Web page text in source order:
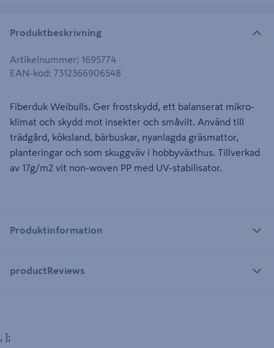
Produktbeskrivning
Artikelnummer: 1695774
EAN-kod: 7312366906548
Fiberduk Weibulls. Ger frostskydd, ett balanserat mikro-
klimat och skydd mot insekter och småvilt. Använd till
trädgård, köksland, bärbuskar, nyanlagda gräsmattor,
planteringar och som skuggväv i hobbyväxthus. Tillverkad
av 17g/m2 vit non-woven PP med UV-stabilisator.
Produktinformation
productReviews
, ];